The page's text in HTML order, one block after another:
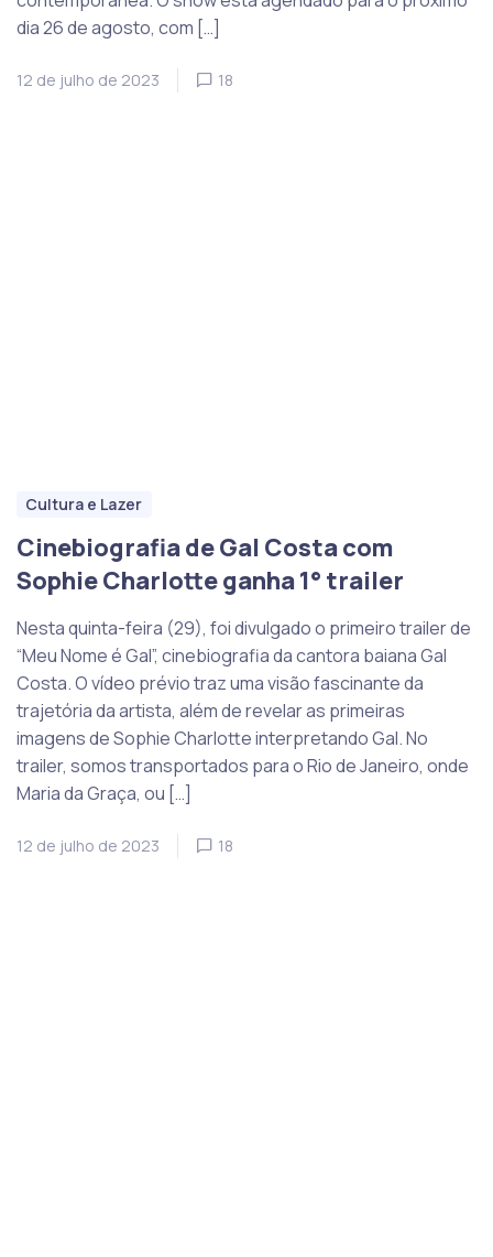
dia 26 de agosto, com […]
12 de julho de 2023 18
Cultura e Lazer
Cinebiografia de Gal Costa com
Sophie Charlotte ganha 1° trailer
Nesta quinta-feira (29), foi divulgado o primeiro trailer de
“Meu Nome é Gal”, cinebiografia da cantora baiana Gal
Costa. O vídeo prévio traz uma visão fascinante da
trajetória da artista, além de revelar as primeiras
imagens de Sophie Charlotte interpretando Gal. No
trailer, somos transportados para o Rio de Janeiro, onde
Maria da Graça, ou […]
12 de julho de 2023 18